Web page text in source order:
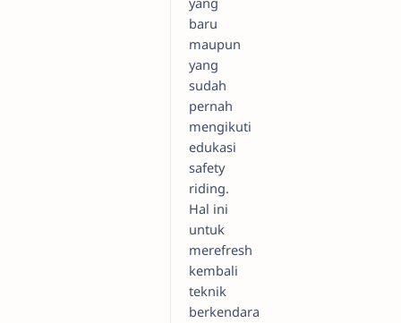
baru
maupun
yang
sudah
pernah
mengikuti
edukasi
safety
riding.
Hal ini
untuk
merefresh
kembali
teknik
berkendara